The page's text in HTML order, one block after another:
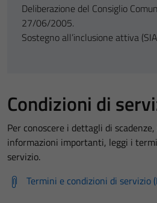
Deliberazione del Consiglio
27/06/2005.
Sostegno all’inclusione attiva
Condizioni di
Per conoscere i dettagli di
informazioni importanti, leggi i
servizio.
Termini e condizioni di servizio